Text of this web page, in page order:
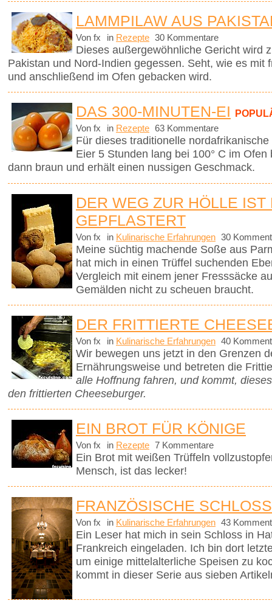
LAMMPILAW AUS
Von fx in Rezepte 30 Kommentare
Dieses außergewöhnliche Gericht wird
Pakistan und Nord-Indien gegessen. Seht, wie es mit
und anschließend im Ofen gebacken wird.
DAS 300-MINUTEN-EI
Von fx in Rezepte 63 Kommentare
Für dieses traditionelle
Eier 5 Stunden lang bei 100° C im
dann braun und erhält einen nussigen Geschmack.
DER WEG ZUR HÖLLE IST
GEPFLASTERT
Von fx in Kulinarische Erfahrungen 30
Meine süchtig machende Soße aus
hat mich in einen Trüffel suchenden
Vergleich mit einem jener Fresssäcke
Gemälden nicht zu scheuen braucht.
DER FRITTIERTE
Von fx in Kulinarische Erfahrungen 40
Wir bewegen uns jetzt in den Grenzen
Ernährungsweise und betreten die
alle Hoffnung fahren, und kommt,
den frittierten Cheeseburger.
EIN BROT FÜR KÖNIGE
Von fx in Rezepte 7 Kommentare
Ein Brot mit weißen Trüffeln
Mensch, ist das lecker!
FRANZÖSISCHE
Von fx in Kulinarische Erfahrungen 43
Ein Leser hat mich in sein Schloss in
Frankreich eingeladen. Ich bin dort
um einige mittelalterliche Speisen zu
kommt in dieser Serie aus sieben